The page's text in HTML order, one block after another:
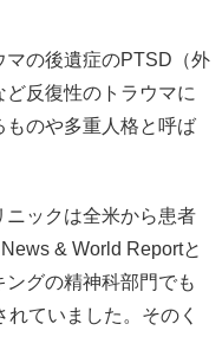
の後遺症のPTSD（外
反復性のトラウマに
ものや多重人格と呼ば
ックは全米から患者
& World Reportと
グの精神科部門でも
ていました。そのく